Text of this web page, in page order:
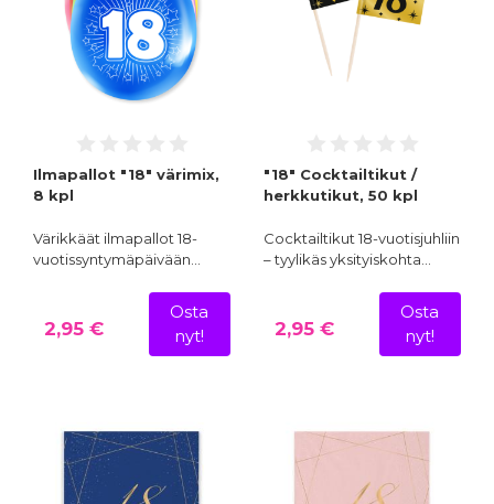
Ilmapallot "18" värimix,
8 kpl
Värikkäät ilmapallot 18-
vuotissyntymäpäivään…
2,95 €
Osta
nyt!
"18" Cocktailtikut /
herkkutikut, 50 kpl
Cocktailtikut 18-vuotisjuhliin
– tyylikäs yksityiskohta…
2,95 €
Osta
nyt!